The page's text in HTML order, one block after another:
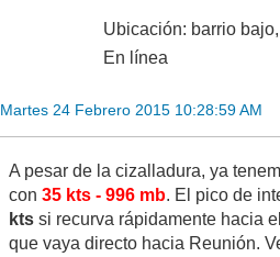
Ubicación: barrio
En línea
Martes 24 Febrero 2015 10:28:59 AM
A pesar de la cizalladura, ya
con 35 kts - 996 mb. El pico de
kts si recurva rápidamente hacia
que vaya directo hacia Reunión.